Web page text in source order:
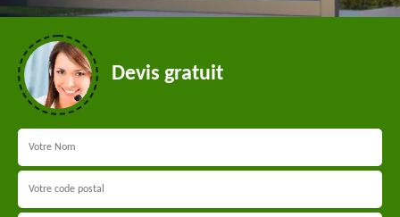
Devis gratuit